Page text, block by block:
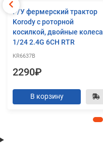
Р/У фермерский трактор
Korody с роторной
косилкой, двойные колеса
1/24 2.4G 6CH RTR
KR6637B
2290₽
В корзину